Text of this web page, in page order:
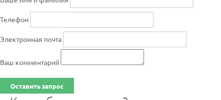
Телефон
Электронная почта
Ваш комментарий
Оставить запрос